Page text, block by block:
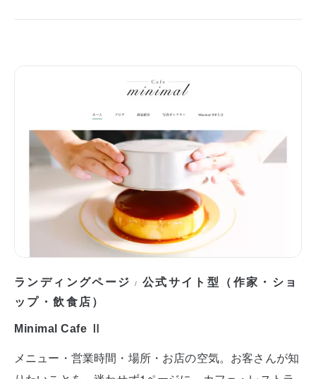
ランディングページ / 公式サイト型（作家・ショ
ップ・飲食店）
Minimal Cafe Ⅱ
メニュー・営業時間・場所・お店の空気。お客さんが知